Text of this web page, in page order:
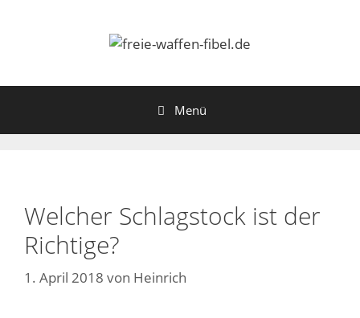
Menü
Welcher Schlagstock ist der
Richtige?
1. April 2018 von Heinrich